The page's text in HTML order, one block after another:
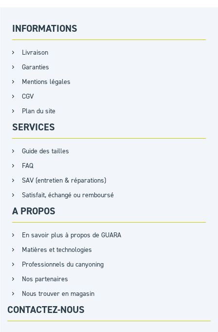
INFORMATIONS
Livraison
Garanties
Mentions légales
CGV
Plan du site
SERVICES
Guide des tailles
FAQ
SAV (entretien & réparations)
Satisfait, échangé ou remboursé
A PROPOS
En savoir plus à propos de GUARA
Matières et technologies
Professionnels du canyoning
Nos partenaires
Nous trouver en magasin
CONTACTEZ-NOUS